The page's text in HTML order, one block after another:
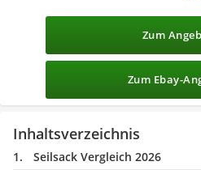
Zum
Zum Ebay-
Inhaltsverzeichnis
Seilsack Vergleich 2026